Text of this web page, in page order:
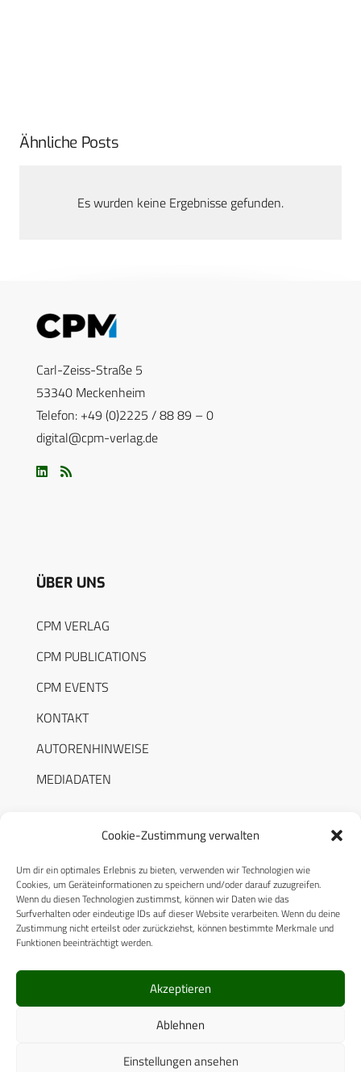
Cookie-Zustimmung verwalten
Um dir ein optimales Erlebnis zu bieten, verwenden wir Technologien wie
Cookies, um Geräteinformationen zu speichern und/oder darauf zuzugreifen.
Wenn du diesen Technologien zustimmst, können wir Daten wie das
Surfverhalten oder eindeutige IDs auf dieser Website verarbeiten. Wenn du deine
Zustimmung nicht erteilst oder zurückziehst, können bestimmte Merkmale und
Funktionen beeinträchtigt werden.
Akzeptieren
Ablehnen
Einstellungen ansehen
Ähnliche Posts
Es wurden keine Ergebnisse gefunden.
Carl-Zeiss-Straße 5
53340 Meckenheim
Telefon: +49 (0)2225 / 88 89 – 0
digital@cpm-verlag.de
ÜBER UNS
CPM VERLAG
CPM PUBLICATIONS
CPM EVENTS
KONTAKT
AUTORENHINWEISE
MEDIADATEN
RECHTLICHES
Datenschutzerklärung
Cookie-Richtlinie (EU)